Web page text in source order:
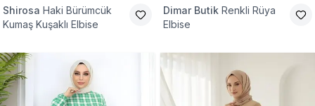
Shirosa Haki Bürümcük
Kumaş Kuşaklı Elbise
Dimar Butik Renkli Rüya
Elbise